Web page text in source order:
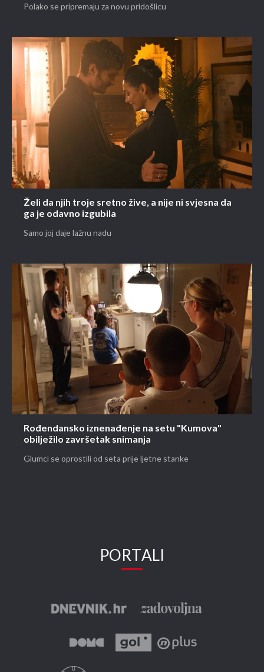
Polako se pripremaju za novu pridošlicu
Želi da njih troje sretno žive, a nije ni svjesna da
ga je odavno izgubila
Samo joj daje lažnu nadu
Rođendansko iznenađenje na setu "Kumova"
obilježilo završetak snimanja
Glumci se oprostili od seta prije ljetne stanke
PORTALI